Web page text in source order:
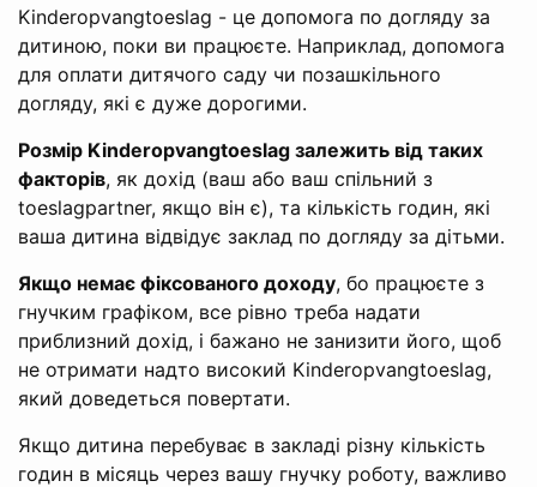
Kinderopvangtoeslag - це допомога по догляду за
дитиною, поки ви працюєте. Наприклад, допомога
для оплати дитячого саду чи позашкільного
догляду, які є дуже дорогими.
Розмір Kinderopvangtoeslag залежить від таких
факторів, як дохід (ваш або ваш спільний з
toeslagpartner, якщо він є), та кількість годин, які
ваша дитина відвідує заклад по догляду за дітьми.
Якщо немає фіксованого доходу, бо працюєте з
гнучким графіком, все рівно треба надати
приблизний дохід, і бажано не занизити його, щоб
не отримати надто високий Kinderopvangtoeslag,
який доведеться повертати.
Якщо дитина перебуває в закладі різну кількість
годин в місяць через вашу гнучку роботу, важливо